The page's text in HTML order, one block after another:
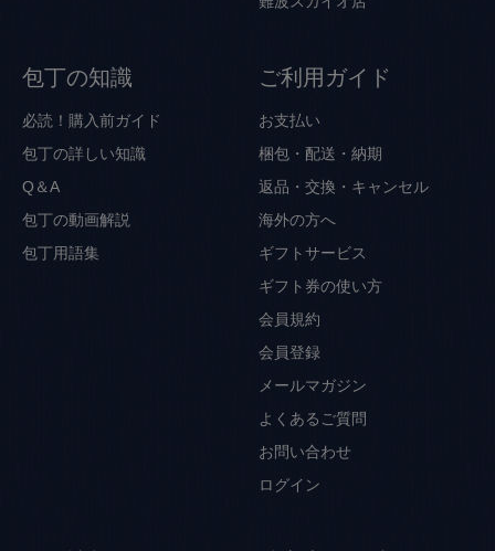
包丁の知識
必読！購入前ガイド
包丁の詳しい知識
Q＆A
包丁の動画解説
包丁用語集
ご利用ガイド
お支払い
梱包・配送・納期
返品・交換・キャンセル
海外の方へ
ギフトサービス
ギフト券の使い方
会員規約
会員登録
メールマガジン
よくあるご質問
お問い合わせ
ログイン